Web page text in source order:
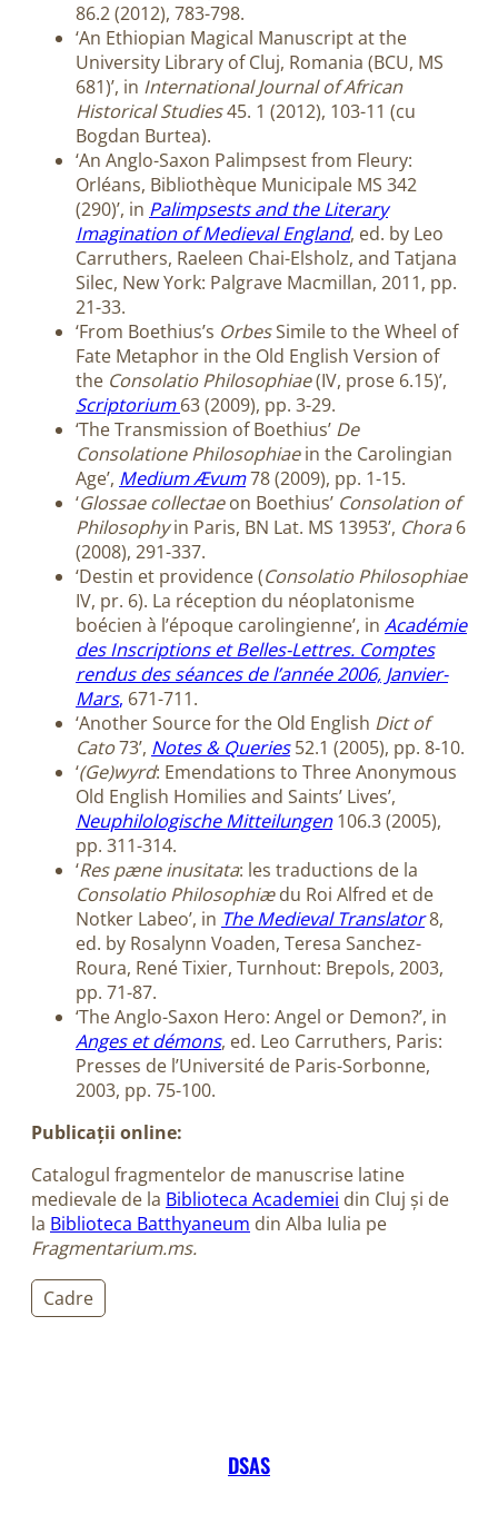
86.2 (2012), 783-798.
‘An Ethiopian Magical Manuscript at the
University Library of Cluj, Romania (BCU, MS
681)’, in International Journal of African
Historical Studies45. 1 (2012), 103-11 (cu
Bogdan Burtea).
‘An Anglo-Saxon Palimpsest from Fleury:
Orléans, Bibliothèque Municipale MS 342
(290)’, in Palimpsests and the Literary
Imagination of Medieval England, ed. by Leo
Carruthers, Raeleen Chai-Elsholz, and Tatjana
Silec, New York: Palgrave Macmillan, 2011, pp.
21-33.
‘From Boethius’s OrbesSimile to the Wheel of
Fate Metaphor in the Old English Version of
the Consolatio Philosophiae(IV, prose 6.15)’,
Scriptorium63 (2009), pp. 3-29.
‘The Transmission of Boethius’ De
Consolatione Philosophiaein the Carolingian
Age’, Medium Ævum78 (2009), pp. 1-15.
‘Glossae collectaeon Boethius’ Consolation of
Philosophyin Paris, BN Lat. MS 13953’, Chora6
(2008), 291-337.
‘Destin et providence (Consolatio Philosophiae
IV, pr. 6). La réception du néoplatonisme
boécien à l’époque carolingienne’, in Académie
des Inscriptions et Belles-Lettres. Comptes
rendus des séances de l’année 2006, Janvier-
Mars, 671-711.
‘Another Source for the Old English Dict of
Cato73’, Notes & Queries52.1 (2005), pp. 8-10.
‘(Ge)wyrd: Emendations to Three Anonymous
Old English Homilies and Saints’ Lives’,
Neuphilologische Mitteilungen106.3 (2005),
pp. 311-314.
‘Res pæne inusitata: les traductions de la
Consolatio Philosophiædu Roi Alfred et de
Notker Labeo’, in The Medieval Translator8,
ed. by Rosalynn Voaden, Teresa Sanchez-
Roura, René Tixier, Turnhout: Brepols, 2003,
pp. 71-87.
‘The Anglo-Saxon Hero: Angel or Demon?’, in
Anges et démons, ed. Leo Carruthers, Paris:
Presses de l’Université de Paris-Sorbonne,
2003, pp. 75-100.
Publicații online:
Catalogul fragmentelor de manuscrise latine
medievale de la Biblioteca Academiei din Cluj și de
la Biblioteca Batthyaneum din Alba Iulia pe
Fragmentarium.ms.
Cadre
DSAS